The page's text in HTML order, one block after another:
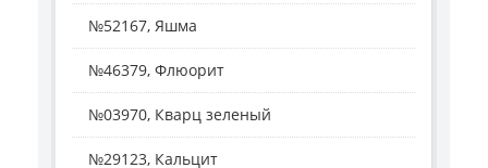
№52167, Яшма
№46379, Флюорит
№03970, Кварц зеленый
№29123, Кальцит